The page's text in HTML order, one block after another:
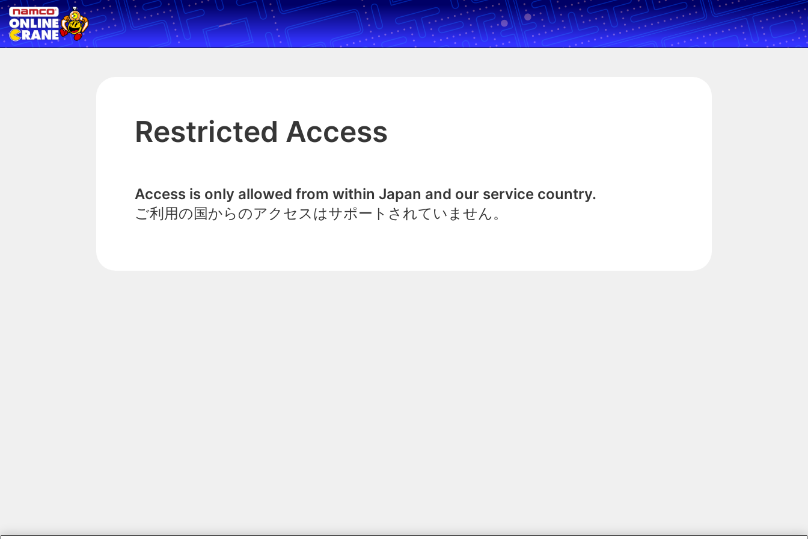
Restricted Access
Access is only allowed from within Japan and our service country.
ご利用の国からのアクセスはサポートされていません。